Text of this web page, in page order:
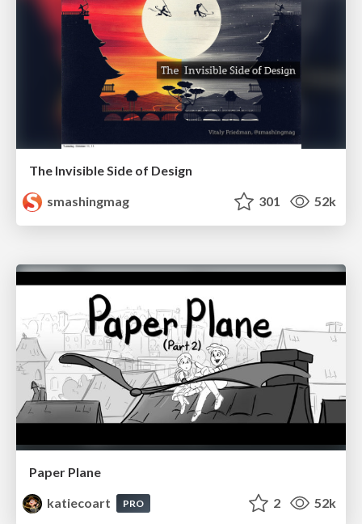
The Invisible Side of Design
smashingmag
301 52k
Paper Plane
katiecoart
PRO 2 52k